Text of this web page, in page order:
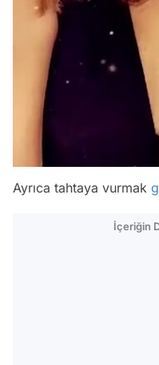
Ayrıca tahtaya vurmak
İçeriğin